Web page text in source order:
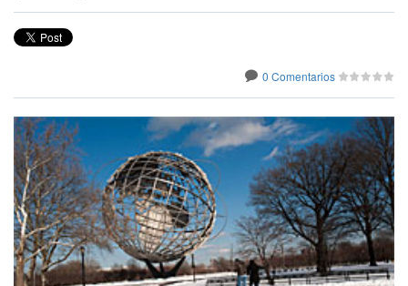
0 Comentarios